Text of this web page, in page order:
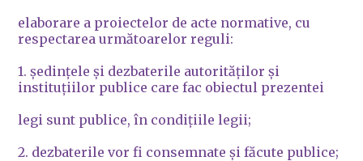
elaborare a proiectelor de acte normative, cu
respectarea următoarelor reguli:
1. şedinţele şi dezbaterile autorităţilor şi
instituţiilor publice care fac obiectul prezentei
legi sunt publice, în condiţiile legii;
2. dezbaterile vor fi consemnate şi făcute publice;